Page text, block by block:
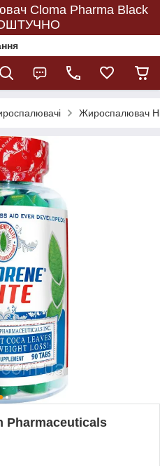
Cloma Pharma Black
Жироспалювач
Pharmaceuticals